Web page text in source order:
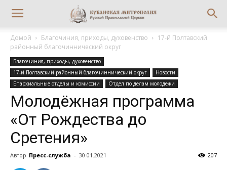
Домой Благочиния, приходы, духовенство
17-й Полтавский
районный благочиннический округ
Благочиния, приходы, духовенство
17-й Полтавский районный благочиннический округ
Новости
Епархиальные отделы и комиссии
Отдел по делам молодежи
Молодёжная программа
«От Рождества до
Сретения»
Автор Пресс-служба - 30.01.2021 207